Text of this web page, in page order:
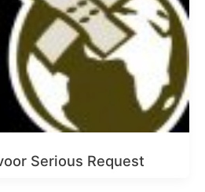
Serious Request